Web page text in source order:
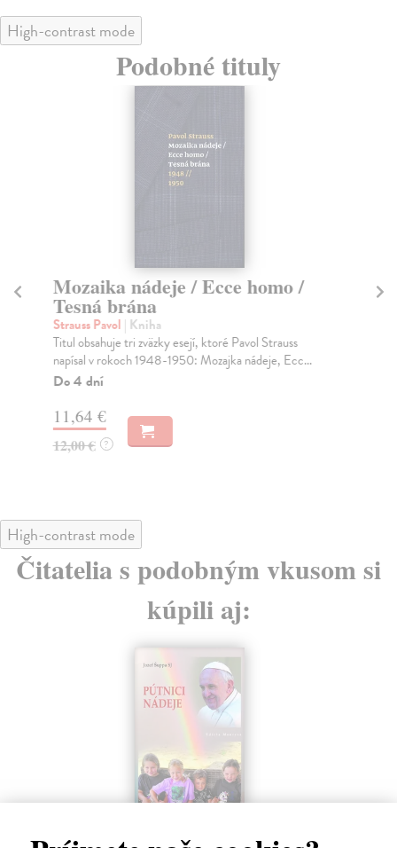
High-contrast mode
Podobné tituly
Mozaika nádeje / Ecce homo /
Tesná brána
Strauss Pavol | Kniha
Titul obsahuje tri zväzky esejí, ktoré Pavol Strauss
napísal v rokoch 1948-1950: Mozajka nádeje, Ecc...
Do 4 dní
11,64 €
12,00 € ?
High-contrast mode
Čitatelia s podobným vkusom si
kúpili aj: